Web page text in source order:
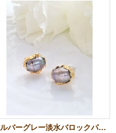
シルバーグレー淡水バロックパール スタッズピアス